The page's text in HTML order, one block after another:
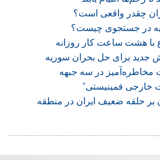
چقدر واقعی است؟
در جستجوی چیست؟
با هشت ساعت کار روزانه
جدید برای حل بحران سوریه
مخاطره‌آمیز در سه جبهه
خارجی فمینیستی”
بر حلقه ضعیف ایران در منطقه